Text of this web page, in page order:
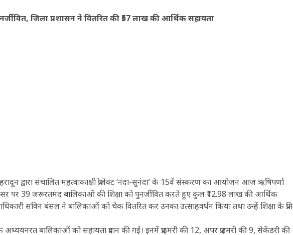
जिला प्रशासन ने वितरित की ₹57 लाख की आर्थिक सहायता
द्वारा संचालित महत्वाकांक्षी प्रोजेक्ट ‘नंदा-सुनंदा’ के 15वें संस्करण का आयोजन आज ऋषिपर्णा
पर 39 जरूरतमंद बालिकाओं की शिक्षा को पुनर्जीवित करते हुए कुल ₹12.98 लाख की आर्थिक
सविन बंसल ने बालिकाओं को चेक वितरित कर उनका उत्साहवर्धन किया तथा उन्हें शिक्षा के प्रति
अध्ययनरत बालिकाओं को सहायता प्रदान की गई। इनमें प्राइमरी की 12, अपर प्राइमरी की 9, सेकेंडरी की